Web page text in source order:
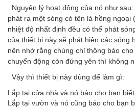
Nguyên lý hoạt động của nó như
phát ra một sóng có tên là hồng ngoại
nhiệt độ nhất định đều có thể phát
của thiết bị này sẽ phát hiện các sóng
nên nhớ rằng chúng chỉ thông báo
chuyển động còn đứng yên thì không
Vậy thì thiết bị này dùng để làm gì:
Lắp tại cửa nhà và nó báo cho bạn
Lắp tại vườn và nó cũng báo cho bạn